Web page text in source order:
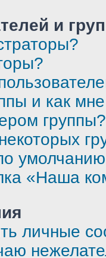
и
и как
группы?
«Наша
личные